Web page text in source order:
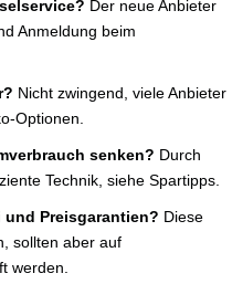
Der neue Anbieter
Anmeldung beim
Nicht zwingend, viele Anbieter
Optionen.
senken? Durch
Technik, siehe Spartipps.
Preisgarantien? Diese
sollten aber auf
werden.